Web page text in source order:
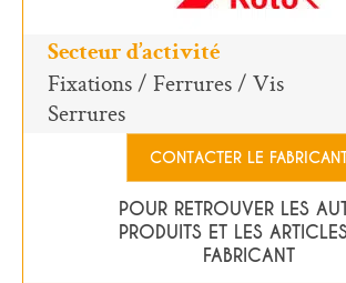
Secteur d’activité
Fixations / Ferrures / Vis
Serrures
CONTACTER LE
POUR RETROUVER LES
PRODUITS ET LES
FABRICANT